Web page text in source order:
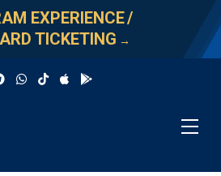
EXPERIENCE/
TICKETING →